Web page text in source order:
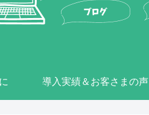
導入実績＆お客さまの声